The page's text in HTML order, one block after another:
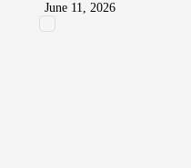
June 11, 2026